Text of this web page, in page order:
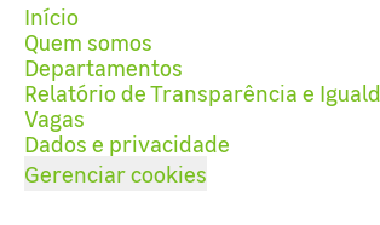
Início
Quem somos
Departamentos
Relatório de Transparência e
Vagas
Dados e privacidade
Gerenciar cookies